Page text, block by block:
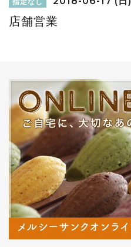
店舗営業